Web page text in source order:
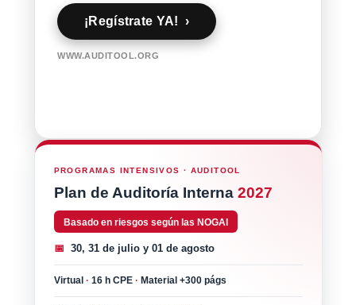
¡Regístrate YA! ›
WWW.AUDITOOL.ORG
PROGRAMAS INTENSIVOS · AUDITOOL
Plan de Auditoría Interna 2027
Basado en riesgos según las NOGAI
📅 30, 31 de julio y 01 de agosto
Virtual · 16 h CPE · Material +300 págs